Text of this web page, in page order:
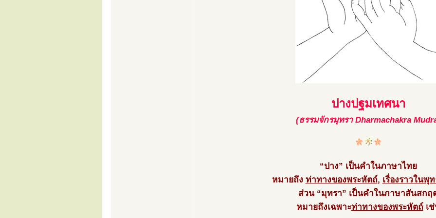
ปางปฐมเทศนา
(ธรรมจักรมุทรา Dharmachakra
“ปาง” เป็นคำในภาษาไทย
หมายถึง ท่าทางของพระหัตถ์, เรื่องราวในพุ
ส่วน “มุทรา” เป็นคำในภาษาสันสกฤ
หมายถึงเฉพาะท่าทางของพระหัตถ์ เ